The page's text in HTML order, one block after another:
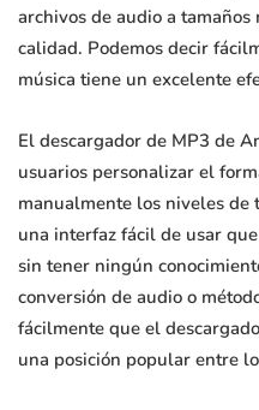
archivos de audio a
calidad. Podemos decir
música tiene un excelente
El descargador de MP3 de
usuarios personalizar el
manualmente los niveles de
una interfaz fácil de usar
sin tener ningún
conversión de audio o
fácilmente que el
una posición popular entre